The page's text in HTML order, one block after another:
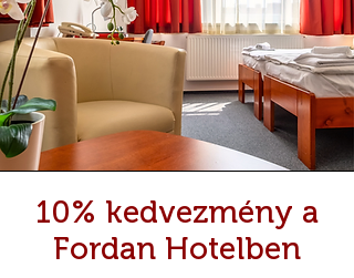
10% kedvezmény a
Fordan Hotelben